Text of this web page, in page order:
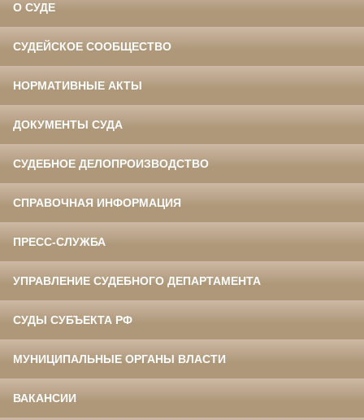
О СУДЕ
СУДЕЙСКОЕ СООБЩЕСТВО
НОРМАТИВНЫЕ АКТЫ
ДОКУМЕНТЫ СУДА
СУДЕБНОЕ ДЕЛОПРОИЗВОДСТВО
СПРАВОЧНАЯ ИНФОРМАЦИЯ
ПРЕСС-СЛУЖБА
УПРАВЛЕНИЕ СУДЕБНОГО ДЕПАРТАМЕНТА
СУДЫ СУБЪЕКТА РФ
МУНИЦИПАЛЬНЫЕ ОРГАНЫ ВЛАСТИ
ВАКАНСИИ